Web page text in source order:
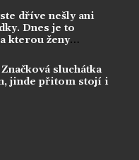
dříve nešly ani
Dnes je to
kterou ženy
sluchátka
jinde přitom stojí i